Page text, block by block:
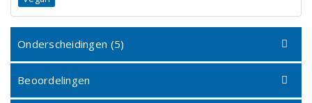
Onderscheidingen (5)
Beoordelingen